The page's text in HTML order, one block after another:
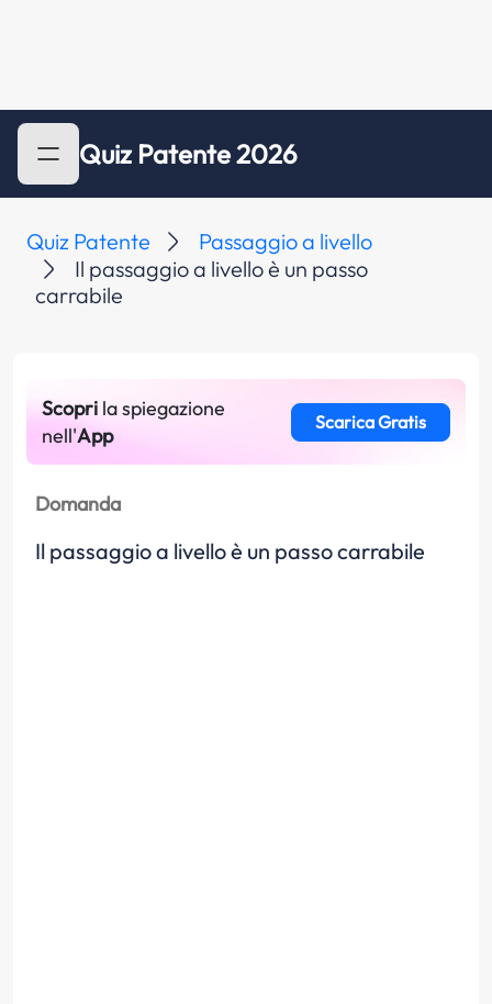
Quiz Patente 2026
Quiz Patente
Passaggio a livello
Il passaggio a livello è un passo
carrabile
Scopri la spiegazione
nell'App
Scarica Gratis
Domanda
Il passaggio a livello è un passo carrabile